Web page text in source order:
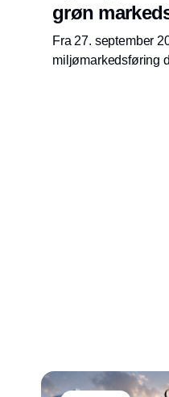
grøn
Fra 27. september
miljømarkedsføring